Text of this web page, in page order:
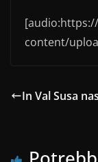
content/
In Val Susa